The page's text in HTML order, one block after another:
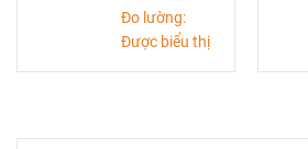
lớn có đèn nền
Có thể đo độ
sáng của đèn
*Các phép đo độ
Đo lường:
Được biểu thị